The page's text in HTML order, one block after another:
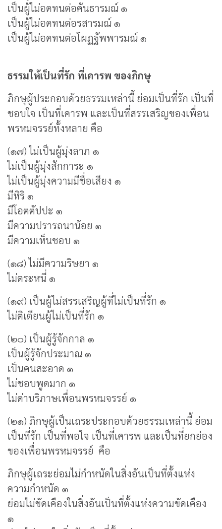
เป็นผู้ไม่อดทนต่อคันธารมณ์ ๑
เป็นผู้ไม่อดทนต่อรสารมณ์ ๑
เป็นผู้ไม่อดทนต่อโผฏฐัพพารมณ์ ๑
ธรรมให้เป็นที่รัก ที่เคารพ ของภิกษุ
ภิกษุผู้ประกอบด้วยธรรมเหล่านี้ ย่อมเป็นที่รัก เป็นที่
ชอบใจ เป็นที่เคารพ และเป็นที่สรรเสริญของเพื่อน
พรหมจรรย์ทั้งหลาย คือ
(๑๗) ไม่เป็นผู้มุ่งลาภ ๑
ไม่เป็นผู้มุ่งสักการะ ๑
ไม่เป็นผู้มุ่งความมีชื่อเสียง ๑
มีหิริ ๑
มีโอตตัปปะ ๑
มีความปรารถนาน้อย ๑
มีความเห็นชอบ ๑
(๑๘) ไม่มีความริษยา ๑
ไม่ตระหนี่ ๑
(๑๙) เป็นผู้ไม่สรรเสริญผู้ที่ไม่เป็นที่รัก ๑
ไม่ติเตียนผู้ไม่เป็นที่รัก ๑
(๒๐) เป็นผู้รู้จักกาล ๑
เป็นผู้รู้จักประมาณ ๑
เป็นคนสะอาด ๑
ไม่ชอบพูดมาก ๑
ไม่ด่าบริภาษเพื่อนพรหมจรรย์ ๑
(๒๑) ภิกษุผู้เป็นเถระประกอบด้วยธรรมเหล่านี้ ย่อม
เป็นที่รัก เป็นที่พอใจ เป็นที่เคารพ และเป็นที่ยกย่อง
ของเพื่อนพรหมจรรย์ คือ
ภิกษุผู้เถระย่อมไม่กำหนัดในสิ่งอันเป็นที่ตั้งแห่ง
ความกำหนัด ๑
ย่อมไม่ขัดเคืองในสิ่งอันเป็นที่ตั้งแห่งความขัดเคือง
๑